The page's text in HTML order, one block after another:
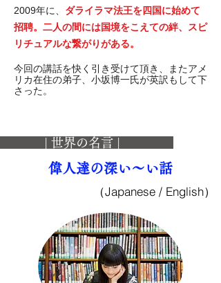
2009年に、 ダライラマ法王を四国に始めて
招聘。二人の間には国境をこえての絆、スピ
リチュアルな繋がりがある。
​今回の講話を快く引き受けて頂き、またアメ
リカ在住の弟子、 小坂博一氏が英訳もして下
さった。
​ | 世界の名言 |
​ 偉人達の深い～い話
（Japanese / English）